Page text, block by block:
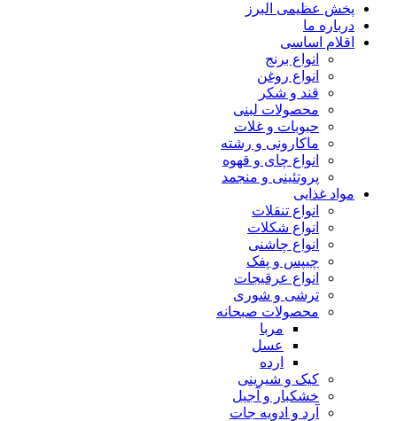
پخش عظیمی البرز
درباره ما
اقلام اساسی
انواع برنج
انواع روغن
قند و شکر
محصولات لبنی
حبوبات و غلات
ماکارونی و رشته
انواع چای و قهوه
پروتئینی و منجمد
مواد غذایی
انواع تنقلات
انواع شکلات
انواع چاشنی
چیپس و پفک
انواع عرقیجات
ترشی و شوری
محصولات صبحانه
مربا
عسل
ارده
کیک و شیرینی
خشکبار و آجیل
آرد و ادویه جات